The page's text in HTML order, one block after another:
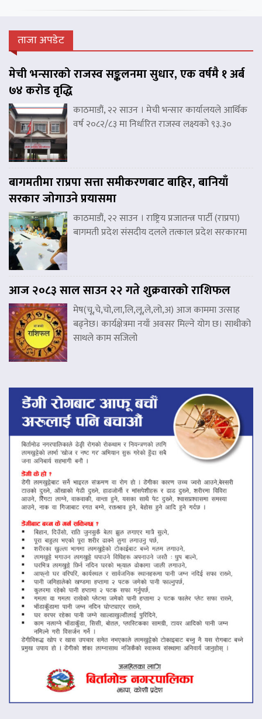
ताजा अपडेट
मेची भन्सारको राजस्व सङ्कलनमा सुधार, एक वर्षमै १ अर्ब
७४ करोड वृद्धि
काठमाडौं, २२ साउन । मेची भन्सार कार्यालयले आर्थिक
वर्ष २०८२/८३ मा निर्धारित राजस्व लक्ष्यको ९३.३०
बागमतीमा राप्रपा सत्ता समीकरणबाट बाहिर, बानियाँ
सरकार जोगाउने प्रयासमा
काठमाडौं, २२ साउन । राष्ट्रिय प्रजातन्त्र पार्टी (राप्रपा)
बागमती प्रदेश संसदीय दलले तत्काल प्रदेश सरकारमा
आज २०८३ साल साउन २२ गते शुक्रवारको राशिफल
मेष(चू,चे,चो,ला,लि,लू,ले,लो,अ) आज काममा उत्साह
बढ्नेछ। कार्यक्षेत्रमा नयाँ अवसर मिल्ने योग छ। साथीको
साथले काम सजिलो